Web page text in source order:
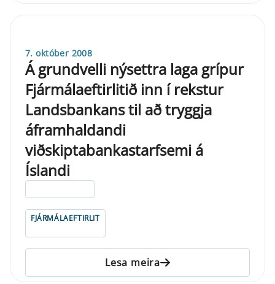
7. október 2008
Á grundvelli nýsettra laga grípur
Fjármálaeftirlitið inn í rekstur
Landsbankans til að tryggja
áframhaldandi
viðskiptabankastarfsemi á
Íslandi
FJÁRMÁLAEFTIRLIT
Lesa meira